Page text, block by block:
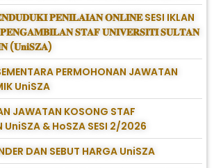
𝐏𝐄𝐍𝐈𝐋𝐀𝐈𝐀𝐍 𝐎𝐍𝐋𝐈𝐍𝐄 SESI IKLAN
𝐒𝐓𝐀𝐅 𝐔𝐍𝐈𝐕𝐄𝐑𝐒𝐈𝐓𝐈 𝐒𝐔𝐋𝐓𝐀𝐍
(𝐔𝐧𝐢𝐒𝐙𝐀)
PERMOHONAN JAWATAN
UniSZA
JAWATAN KOSONG STAF
UniSZA & HoSZA SESI 2/2026
DAN SEBUT HARGA UniSZA